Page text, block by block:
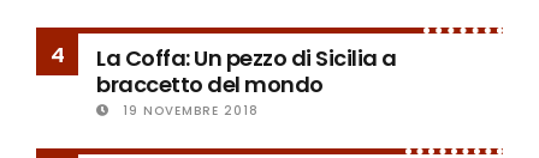
4
La Coffa: Un pezzo di Sicilia a
braccetto del mondo
19 NOVEMBRE 2018